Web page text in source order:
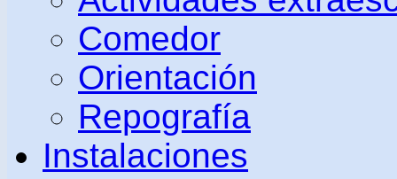
Comedor
Orientación
Repografía
Instalaciones